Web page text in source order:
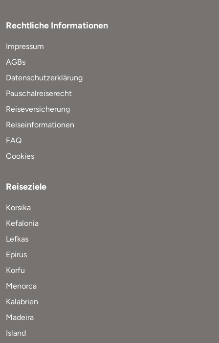
Rechtliche Informationen
Impressum
AGBs
Datenschutzerklärung
Pauschalreiserecht
Reiseversicherung
Reiseinformationen
FAQ
Cookies
Reiseziele
Korsika
Kefalonia
Lefkas
Epirus
Korfu
Menorca
Kalabrien
Madeira
Island